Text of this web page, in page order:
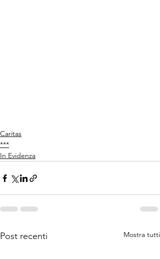
Caritas
***
In Evidenza
Post recenti Mostra tutti